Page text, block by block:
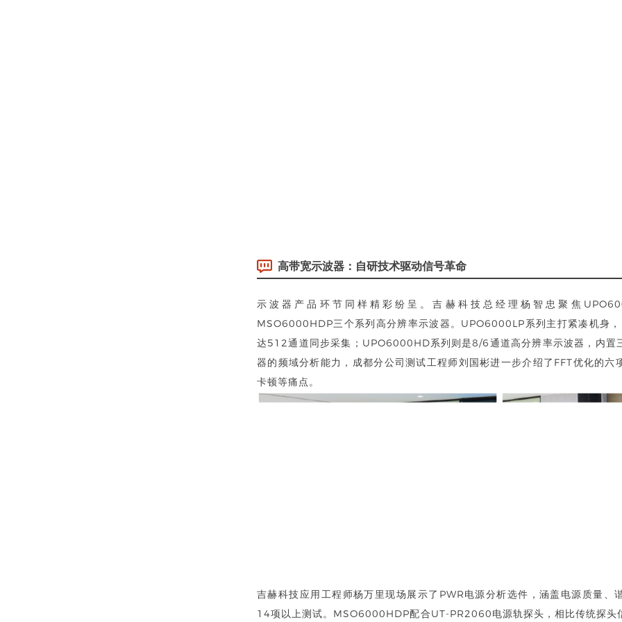
高带宽示波器：自研技术驱动信号革命
示波器产品环节同样精彩纷呈。吉赫科技总经理杨智忠聚焦
MSO6000HDP三个系列高分辨率示波器。UPO6000LP系列主打紧凑机身
达512通道同步采集；UPO6000HD系列则是8/6通道高分辨率示波器，内置
器的频域分析能力，成都分公司测试工程师刘国彬进一步介绍了FFT优化的六
卡顿等痛点。
吉赫科技应用工程师杨万里现场展示了PWR电源分析选件，涵盖电源质量、
14项以上测试。MSO6000HDP配合UT-PR2060电源轨探头，相比传统探头